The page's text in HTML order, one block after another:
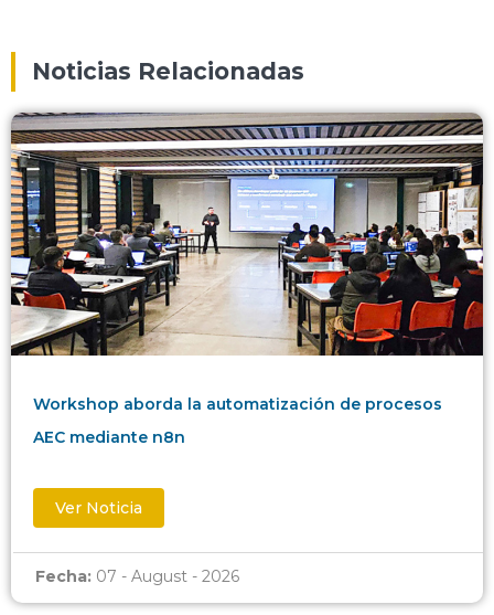
Noticias Relacionadas
Workshop aborda la automatización de procesos
AEC mediante n8n
Ver Noticia
Fecha: 07 - August - 2026